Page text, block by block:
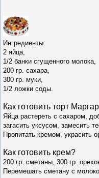
Ингредиенты:
2 яйца,
1/2 банки сгущенного молока,
200 гр. сахара,
300 гр. муки,
1/2 ложки соды.
Как готовить торт
Яйца растереть с сахаром,
загасить уксусом, замесить
Пропитать кремом, украсить
Как готовить крем?
200 гр. сметаны, 300 гр.
Перемешать сметану с